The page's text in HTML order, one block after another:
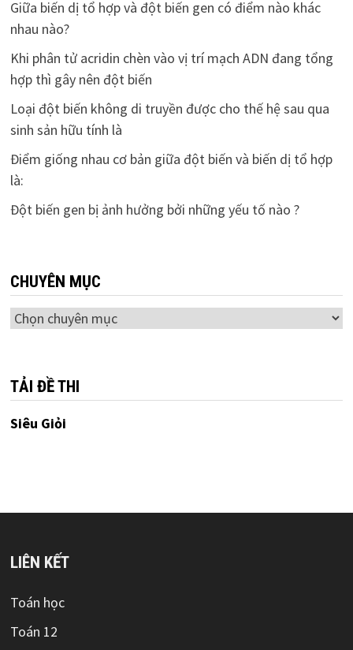
Giữa biến dị tổ hợp và đột biến gen có điểm nào khác
nhau nào?
Khi phân tử acridin chèn vào vị trí mạch ADN đang tổng
hợp thì gây nên đột biến
Loại đột biến không di truyền được cho thế hệ sau qua
sinh sản hữu tính là
Điểm giống nhau cơ bản giữa đột biến và biến dị tổ hợp
là:
Đột biến gen bị ảnh hưởng bởi những yếu tố nào ?
CHUYÊN MỤC
Chuyên
TẢI ĐỀ THI
Siêu Giỏi
LIÊN KẾT
Toán học
Toán 12